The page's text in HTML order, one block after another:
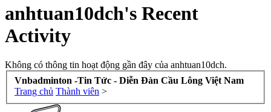
anhtuan10dch's Recent
Activity
Không có thông tin hoạt động gần đây của anhtuan10dch.
Vnbadminton -Tin Tức - Diễn Đàn Cầu Lông Việt Nam
Trang chủ Thành viên >